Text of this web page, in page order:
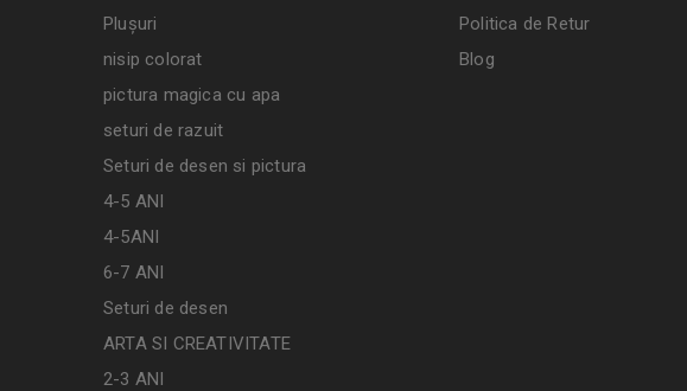
Plușuri
nisip colorat
pictura magica cu apa
seturi de razuit
Seturi de desen si pictura
4-5 ANI
4-5ANI
6-7 ANI
Seturi de desen
ARTA SI CREATIVITATE
2-3 ANI
Politica de Retur
Blog